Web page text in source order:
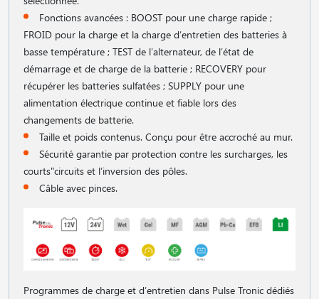
Fonctions avancées : BOOST pour une charge rapide ;
FROID pour la charge et la charge d′entretien des batteries à
basse température ; TEST de l′alternateur, de l′état de
démarrage et de charge de la batterie ; RECOVERY pour
récupérer les batteries sulfatées ; SUPPLY pour une
alimentation électrique continue et fiable lors des
changements de batterie.
Taille et poids contenus. Conçu pour être accroché au mur.
Sécurité garantie par protection contre les surcharges, les
courts"circuits et l′inversion des pôles.
Câble avec pinces.
Programmes de charge et d′entretien dans Pulse Tronic dédiés